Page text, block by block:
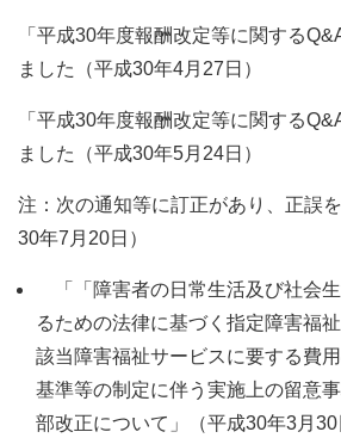
「平成30年度報酬改定等に関する
ました（平成30年4月27日）
「平成30年度報酬改定等に関する
ました（平成30年5月24日）
注：次の通知等に訂正があり、正誤
30年7月20日）
「「障害者の日常生活及び社会
るための法律に基づく指定障害福
該当障害福祉サービスに要する費
基準等の制定に伴う実施上の留意
部改正について」（平成30年3月30